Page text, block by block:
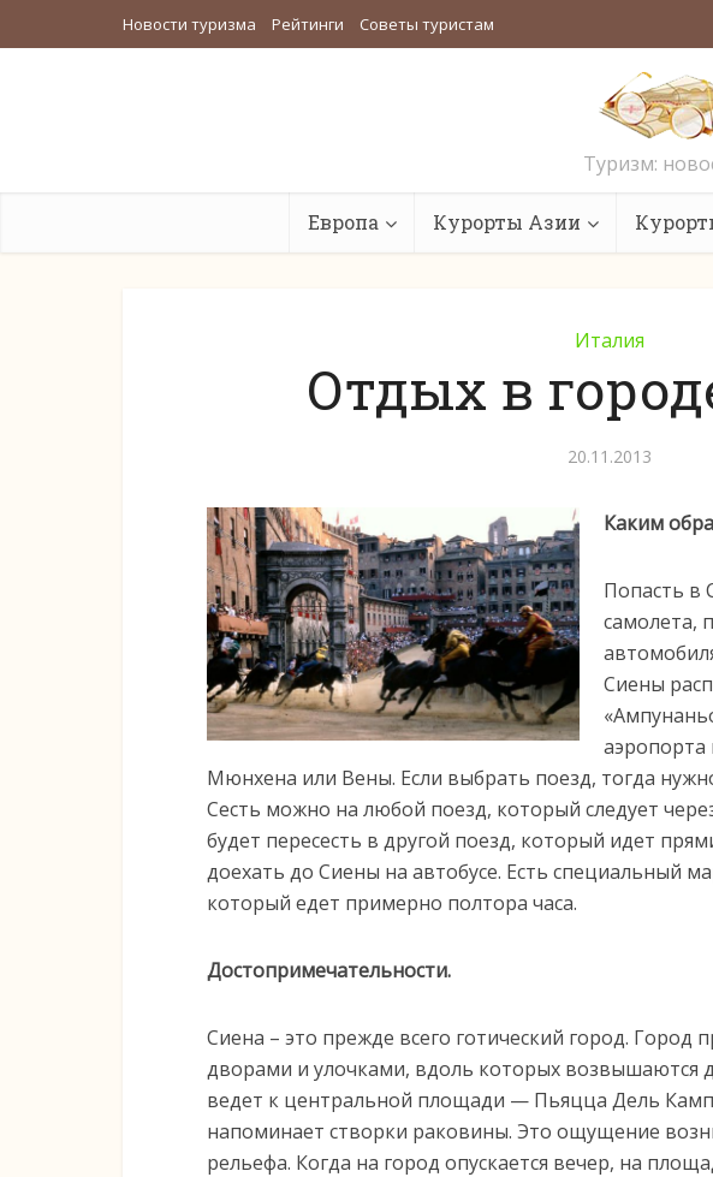
Новости туризма Рейтинги Советы туристам
Туризм:
Европа Курорты Азии
Италия
Отдых в
20.11.2013
Каким
Попасть в
самолета,
Сиены
Мюнхена или Вены. Если выбрать поезд, тогда
Сесть можно на любой поезд, который следует
будет пересесть в другой поезд, который идет
доехать до Сиены на автобусе. Есть специальный
который едет примерно полтора часа.
Достопримечательности.
Сиена – это прежде всего готический город. Город
дворами и улочками, вдоль которых возвышаются
ведет к центральной площади — Пьяцца Дель
напоминает створки раковины. Это ощущение
рельефа. Когда на город опускается вечер, на